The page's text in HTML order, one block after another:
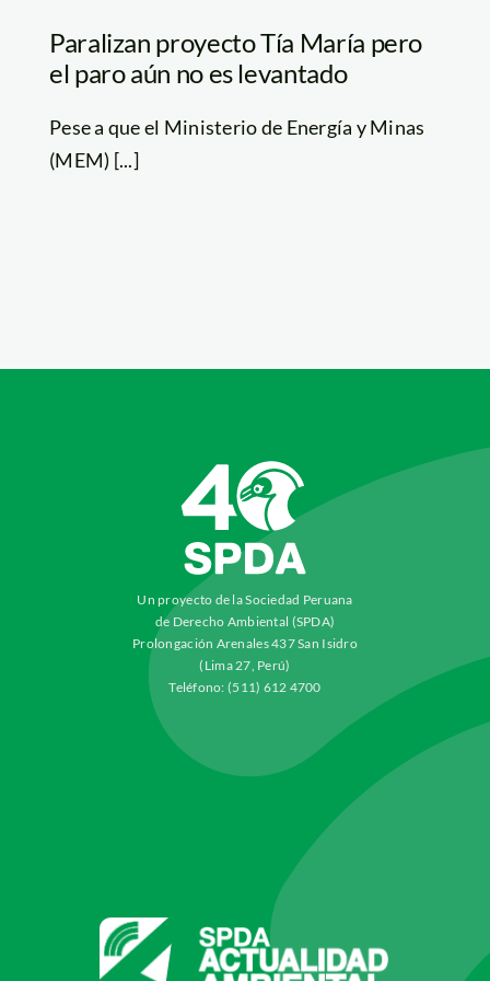
Paralizan proyecto Tía María pero
el paro aún no es levantado
Pese a que el Ministerio de Energía y Minas
(MEM) [...]
Un proyecto de la Sociedad Peruana
de Derecho Ambiental (SPDA)
Prolongación Arenales 437 San Isidro
(Lima 27, Perú)
Teléfono: (511) 612 4700